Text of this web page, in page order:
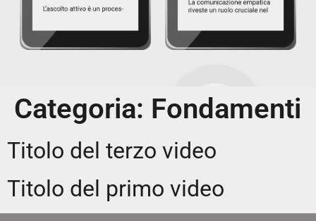
Categoria: Fondamenti
Titolo del terzo video
Titolo del primo video